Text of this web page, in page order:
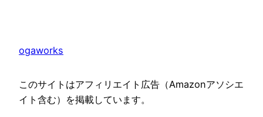
ogaworks
このサイトはアフィリエイト広告（Amazonアソシエ
イト含む）を掲載しています。